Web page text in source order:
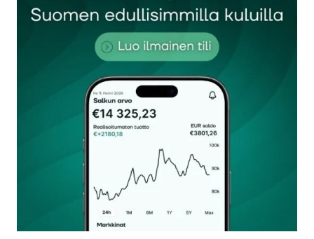
Sähköpostiosoitettasi ei julkaista.Pakolliset
kentät on merkitty*
Kommentti*
Nimesi tai nimimerkkisi
Sähköpostiosoitteesi